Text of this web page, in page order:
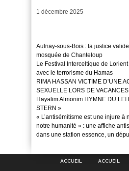
Date
1 décembre 2025
Aulnay-sous-Bois : la justice
mosquée de Chanteloup
Le Festival Interceltique de
avec le terrorisme du Hamas
RIMA HASSAN VICTIME D’UNE
SEXUELLE LORS DE VACANCES
Hayalim Almonim HYMNE DU
STERN »
« L’antisémitisme est une injure à
notre humanité » : une affiche
dans une station essence, un
ACCUEIL ACCUEIL